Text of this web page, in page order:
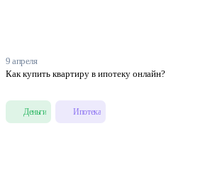
9 апреля
Как купить квартиру в ипотеку онлайн?
Деньги Ипотека